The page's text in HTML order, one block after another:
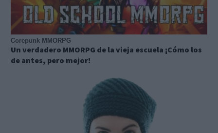
Corepunk MMORPG
Un verdadero MMORPG de la vieja escuela ¡Cómo los
de antes, pero mejor!